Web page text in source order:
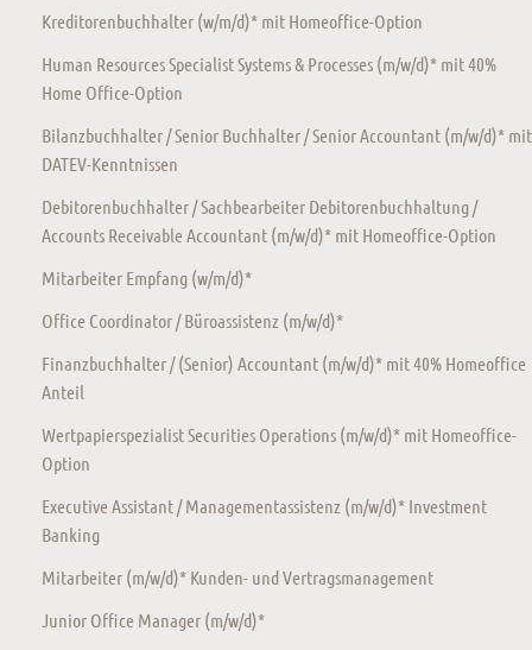
Kreditorenbuchhalter (w/m/d)* mit Homeoffice-Option
Human Resources Specialist Systems & Processes (m/w/d)* mit 40%
Home Office-Option
Bilanzbuchhalter / Senior Buchhalter / Senior Accountant (m/w/d)* mit
DATEV-Kenntnissen
Debitorenbuchhalter / Sachbearbeiter Debitorenbuchhaltung /
Accounts Receivable Accountant (m/w/d)* mit Homeoffice-Option
Mitarbeiter Empfang (w/m/d)*
Office Coordinator / Büroassistenz (m/w/d)*
Finanzbuchhalter / (Senior) Accountant (m/w/d)* mit 40% Homeoffice
Anteil
Wertpapierspezialist Securities Operations (m/w/d)* mit Homeoffice-
Option
Executive Assistant / Managementassistenz (m/w/d)* Investment
Banking
Mitarbeiter (m/w/d)* Kunden- und Vertragsmanagement
Junior Office Manager (m/w/d)*